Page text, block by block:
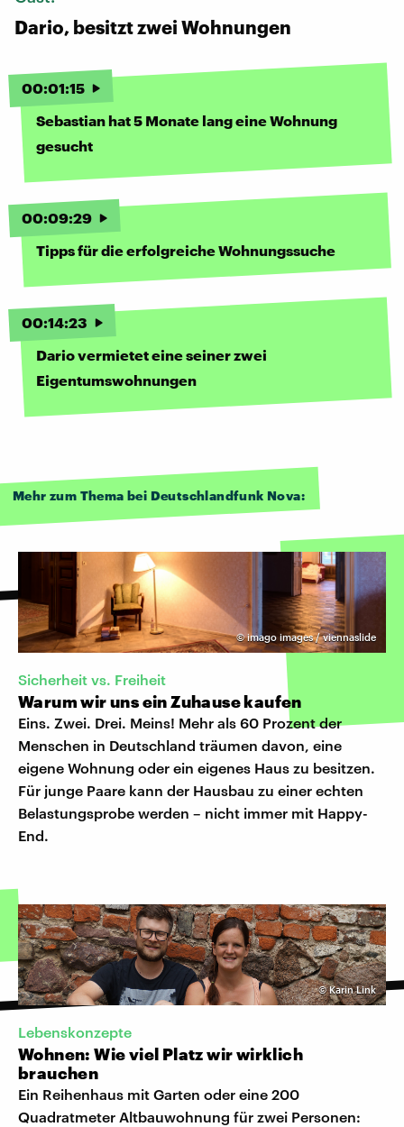
Dario, besitzt zwei Wohnungen
00:01:15
Sebastian hat 5 Monate lang eine Wohnung
gesucht
00:09:29
Tipps für die erfolgreiche Wohnungssuche
00:14:23
Dario vermietet eine seiner zwei
Eigentumswohnungen
Mehr zum Thema bei Deutschlandfunk Nova:
©imago images / viennaslide
Sicherheit vs. Freiheit
Warum wir uns ein Zuhause kaufen
Eins. Zwei. Drei. Meins! Mehr als 60 Prozent der
Menschen in Deutschland träumen davon, eine
eigene Wohnung oder ein eigenes Haus zu besitzen.
Für junge Paare kann der Hausbau zu einer echten
Belastungsprobe werden – nicht immer mit Happy-
End.
©Karin Link
Lebenskonzepte
Wohnen: Wie viel Platz wir wirklich
brauchen
Ein Reihenhaus mit Garten oder eine 200
Quadratmeter Altbauwohnung für zwei Personen: